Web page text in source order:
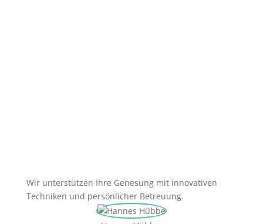
Wir unterstützen Ihre Genesung mit innovativen
Techniken und persönlicher Betreuung.